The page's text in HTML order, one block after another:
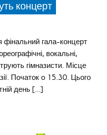
концерт
фінальний гала-концерт
вокальні,
гімназисти. Місце
Початок о 15.30. Цього
день […]